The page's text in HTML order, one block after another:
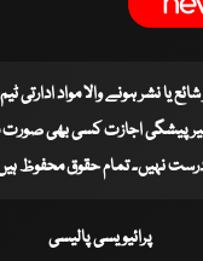
شائع یا نشر ہونے والا مواد
پیشگی اجازت کسی بھی صورت
نہیں۔ تمام حقوق محفوظ ہیں ©
پرائیویسی پالیسی